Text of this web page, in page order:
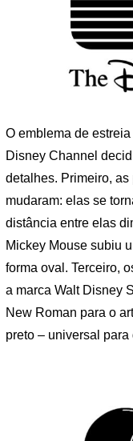
O emblema de
Disney Channel
detalhes. Primeiro,
mudaram: elas se
distância entre elas
Mickey Mouse subiu
forma oval. Terceiro,
a marca Walt Disney
New Roman para o
preto – universal